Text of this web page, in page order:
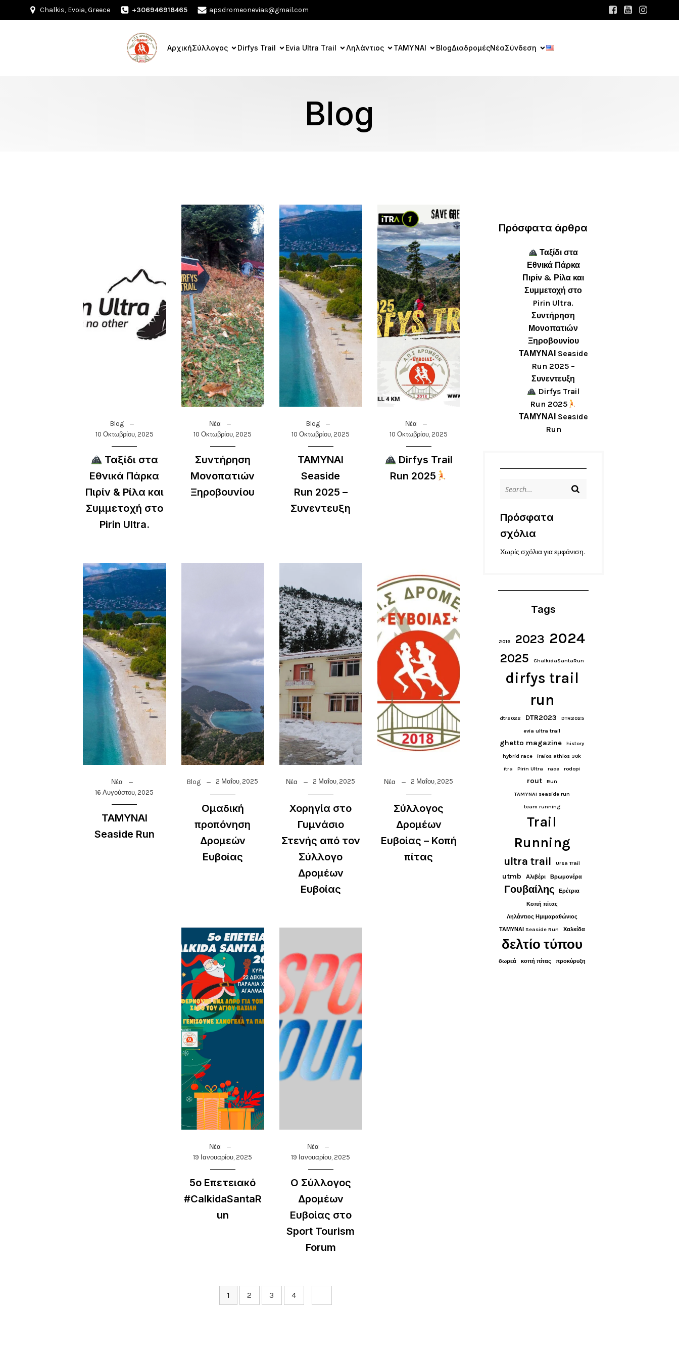
Chalkis, Evoia, Greece +306946918465 apsdromeonevias@gmail.com
ΑρχικήΣύλλογος Dirfys Trail Evia Ultra Trail Ληλάντιος ΤΑΜΥΝΑΙ BlogΔιαδρομέςΝέαΣύνδεση
Blog
Blog
10 Οκτωβρίου, 2025
Ταξίδι στα
Εθνικά Πάρκα
Πιρίν & Ρίλα και
Συμμετοχή στο
Pirin Ultra.
Νέα
10 Οκτωβρίου, 2025
Συντήρηση
Μονοπατιών
Ξηροβουνίου
Blog
10 Οκτωβρίου, 2025
ΤΑΜΥΝΑΙ
Seaside
Run 2025 –
Συνεντευξη
Νέα
10 Οκτωβρίου, 2025
Dirfys Trail
Run 2025
Νέα
16 Αυγούστου, 2025
ΤΑΜΥΝΑΙ
Seaside Run
Blog 2 Μαΐου, 2025
Ομαδική
προπόνηση
Δρομεών
Ευβοίας
Νέα 2 Μαΐου, 2025
Χορηγία στο
Γυμνάσιο
Στενής από τον
Σύλλογο
Δρομέων
Ευβοίας
Νέα 2 Μαΐου, 2025
Σύλλογος
Δρομέων
Ευβοίας – Κοπή
πίτας
Νέα
19 Ιανουαρίου, 2025
5ο Επετειακό
#CalkidaSantaR
un
Νέα
19 Ιανουαρίου, 2025
Ο Σύλλογος
Δρομέων
Ευβοίας στο
Sport Tourism
Forum
1 2 3 4
Πρόσφατα άρθρα
Ταξίδι στα
Εθνικά Πάρκα
Πιρίν & Ρίλα και
Συμμετοχή στο
Pirin Ultra.
Συντήρηση
Μονοπατιών
Ξηροβουνίου
ΤΑΜΥΝΑΙ Seaside
Run 2025 –
Συνεντευξη
Dirfys Trail
Run 2025
ΤΑΜΥΝΑΙ Seaside
Run
Πρόσφατα
σχόλια
Χωρίς σχόλια για εμφάνιση.
Tags
2016 2023 2024
2025 ChalkidaSantaRun
dirfys trail
run
dtr2022 DTR2023
DTR2025
evia ultra trail
ghetto magazine
history
hybrid race
iraios athlos 30k
itra
Pirin Ultra race rodopi
rout
Run
TAMYNAI seaside run
team running
Trail
Running
ultra trail Ursa Trail
utmb Αλιβέρι Βρωμονέρα
Γουβαίλης
Ερέτρια
Κοπή πίτας
Ληλάντιος Ημιμαραθώνιος
ΤΑΜΥΝΑΙ Seaside Run
Χαλκίδα
δελτίο τύπου
δωρεά κοπή πίτας προκύρυξη